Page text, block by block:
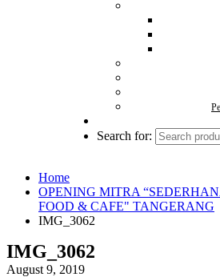
Search for:
Home
OPENING MITRA
FOOD & CAFE" TANGERANG
IMG_3062
IMG_3062
August 9, 2019